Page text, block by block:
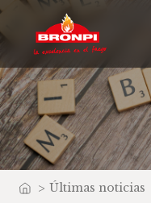
Inicio
> Últimas noticias